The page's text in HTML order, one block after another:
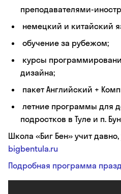
преподавателями-
немецкий и китайский
обучение за рубежом;
курсы
дизайна;
пакет Английский +
летние программы для
подростков в Туле и п.
Школа «Биг Бен» учит
bigbentula.ru
Подробная программа